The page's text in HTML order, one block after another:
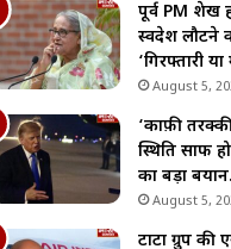
पूर्व PM शेख
स्वदेश लौटने
‘गिरफ्तारी
August 5,
‘काफ़ी
स्थिति साफ
का बड़ा
August 5,
टाटा ग्रुप की